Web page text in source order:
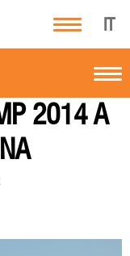
IT
2014 A